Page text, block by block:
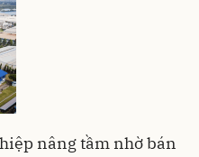
nâng tầm nhờ bán